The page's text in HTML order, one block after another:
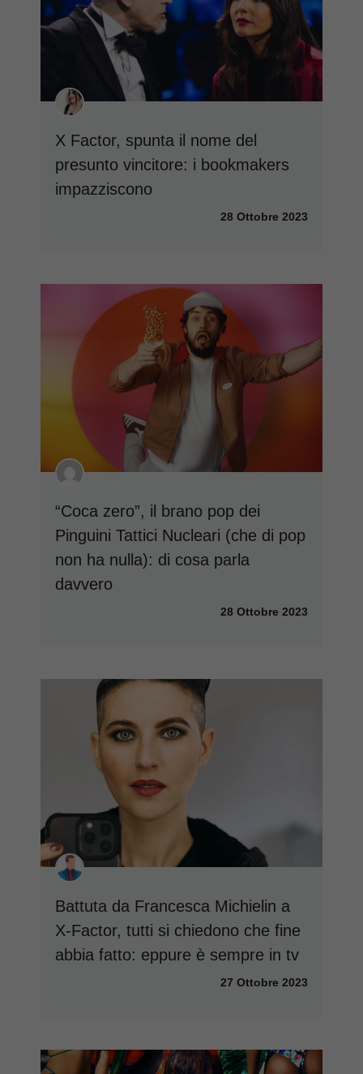
X Factor, spunta il nome del
presunto vincitore: i bookmakers
impazziscono
28 Ottobre 2023
“Coca zero”, il brano pop dei
Pinguini Tattici Nucleari (che di pop
non ha nulla): di cosa parla
davvero
28 Ottobre 2023
Battuta da Francesca Michielin a
X-Factor, tutti si chiedono che fine
abbia fatto: eppure è sempre in tv
27 Ottobre 2023